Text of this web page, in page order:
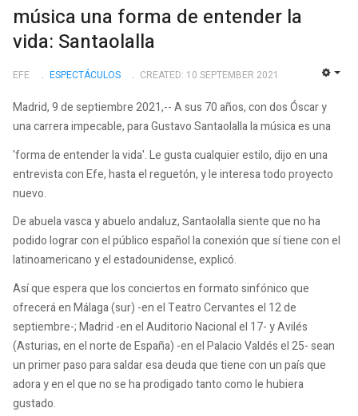
música una forma de entender la
vida: Santaolalla
EFE ESPECTÁCULOS CREATED: 10 SEPTEMBER 2021
Madrid, 9 de septiembre 2021,-- A sus 70 años, con dos Óscar y
una carrera impecable, para Gustavo Santaolalla la música es una
'forma de entender la vida'. Le gusta cualquier estilo, dijo en una
entrevista con Efe, hasta el reguetón, y le interesa todo proyecto
nuevo.
De abuela vasca y abuelo andaluz, Santaolalla siente que no ha
podido lograr con el público español la conexión que sí tiene con el
latinoamericano y el estadounidense, explicó.
Así que espera que los conciertos en formato sinfónico que
ofrecerá en Málaga (sur) -en el Teatro Cervantes el 12 de
septiembre-; Madrid -en el Auditorio Nacional el 17- y Avilés
(Asturias, en el norte de España) -en el Palacio Valdés el 25- sean
un primer paso para saldar esa deuda que tiene con un país que
adora y en el que no se ha prodigado tanto como le hubiera
gustado.